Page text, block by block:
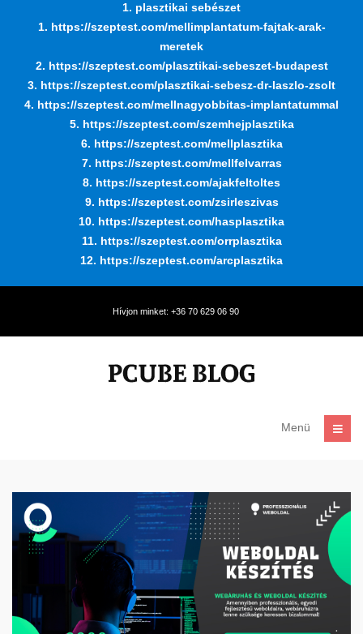
1. plasztikai sebészet
1. https://szeptest.com/mellimplantatum-fajtak-arak-
meretek
2. https://szeptest.com/plasztikai-sebeszet-budapest
3. https://szeptest.com/plasztikai-sebesz-dr-laszlo-zsolt
4. https://szeptest.com/mellnagyobbitas-implantatummal
5. https://szeptest.com/szemhejplasztika
6. https://szeptest.com/mellplasztika
7. https://szeptest.com/mellfelvarras
8. https://szeptest.com/ajakfeltoltes
9. https://szeptest.com/zsirleszivas
10. https://szeptest.com/hasplasztika
11. https://szeptest.com/orrplasztika
12. https://szeptest.com/arcplasztika
Hívjon minket: +36 70 629 06 90
Menü